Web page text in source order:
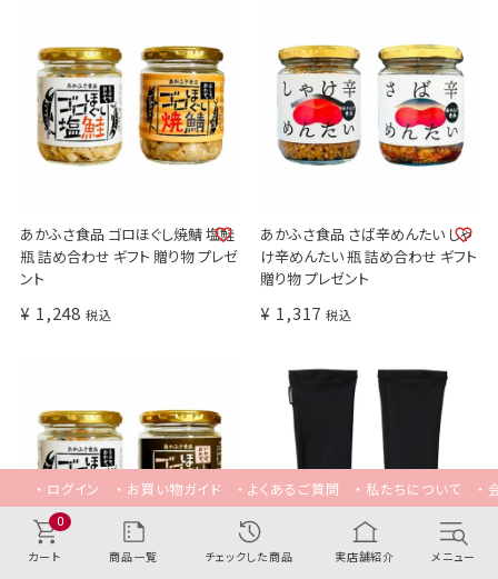
あかふさ食品 ゴロほぐし焼鯖 塩鮭
瓶 詰め合わせ ギフト 贈り物 プレゼ
ント
¥ 1,248 税込
あかふさ食品 さば辛めんたい しゃ
け辛めんたい 瓶 詰め合わせ ギフト
贈り物 プレゼント
¥ 1,317 税込
ログイン お買い物ガイド よくあるご質問 私たちについて
0